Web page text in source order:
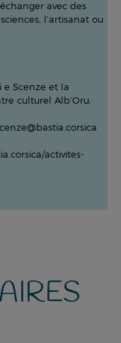
avec des
l’artisanat ou
e Scenze et la
culturel Alb’Oru.
activites-